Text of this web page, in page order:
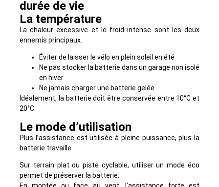
durée de vie
La température
La chaleur excessive et le froid intense sont les deux
ennemis principaux.
Éviter de laisser le vélo en plein soleil en été
Ne pas stocker la batterie dans un garage non isolé
en hiver
Ne jamais charger une batterie gelée
Idéalement, la batterie doit être conservée entre 10°C et
20°C.
Le mode d’utilisation
Plus l’assistance est utilisée à pleine puissance, plus la
batterie travaille.
Sur terrain plat ou piste cyclable, utiliser un mode éco
permet de préserver la batterie.